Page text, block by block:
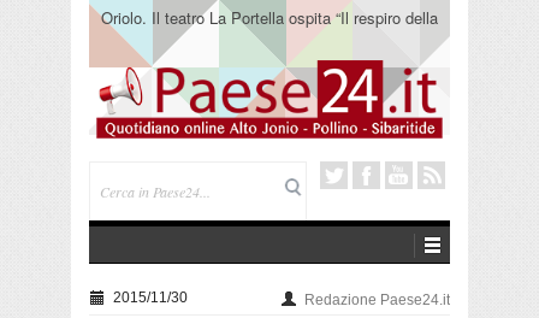
Oriolo. Il teatro La Portella ospita “Il respiro della
terra” del collettivo 365
2015/11/30 Redazione Paese24.it